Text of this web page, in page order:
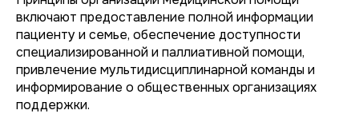
включают предоставление полной информации
пациенту и семье, обеспечение доступности
специализированной и паллиативной помощи,
привлечение мультидисциплинарной команды и
информирование о общественных организациях
поддержки.